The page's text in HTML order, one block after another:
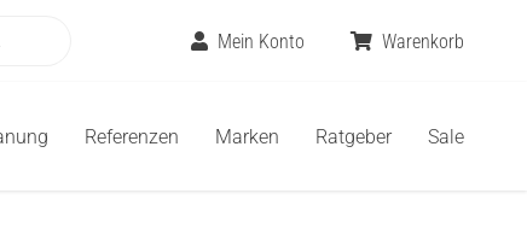
Mein Konto Warenkorb
Referenzen Marken Ratgeber Sale